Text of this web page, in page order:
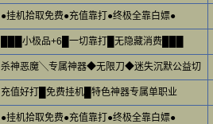
●挂机拾取免费●充值靠打●终极全靠白嫖●
███小极品+6█一切靠打█无隐藏消费███
杀神恶魔╲专属神器◆无限刀◆迷失沉默公益切
充值好打█免费挂机█特色神器专属单职业
●挂机拾取免费●充值靠打●终极全靠白嫖●